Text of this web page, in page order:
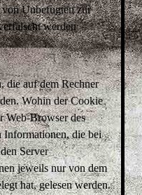
Unbefugten zur
werden
die auf dem Rechner
Wohin der Cookie
Web-Browser des
Informationen, die bei
Server
jeweils nur von dem
hat, gelesen werden.